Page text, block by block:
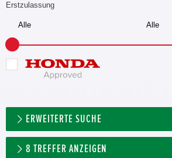
Erstzulassung
ERWEITERTE SUCHE
8 TREFFER ANZEIGEN